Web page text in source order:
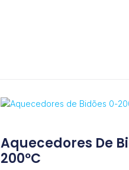
Aquecedores De
200ºC